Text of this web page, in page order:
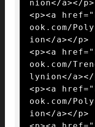
nion</a></p>
<p><a
ook.com/
ion</a></p>
<p><a
ook.com/
lynion</a></
<p><a
ook.com/
ion</a></p>